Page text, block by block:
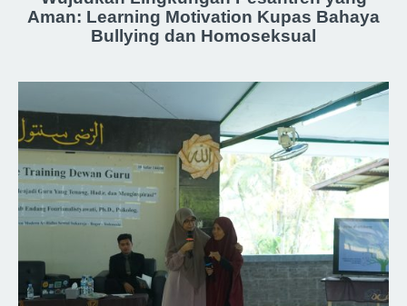
Aman: Learning Motivation Kupas Bahaya
Bullying dan Homoseksual